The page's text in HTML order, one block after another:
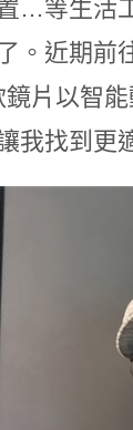
…等生活
。近期
片以智
我找到更